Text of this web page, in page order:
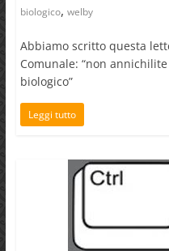
biologico, welby
Abbiamo scritto questa
Comunale: “non
biologico”
Leggi tutto